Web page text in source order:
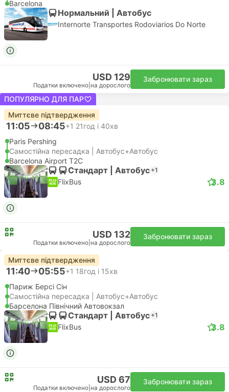
Barcelona
Нормальний | Автобус
Internorte Transportes Rodoviarios Do Norte
USD 129
Податки включено на дорослого
Забронювати зараз
ПОПУЛЯРНО ДЛЯ ПАР
Миттєве підтвердження
11:05 08:45+1 21год і 40хв
Paris Pershing
Самостійна пересадка | Автобус+Автобус
Barcelona Airport T2C
Стандарт | Автобус +1
FlixBus 3.8
USD 132
Податки включено на дорослого
Забронювати зараз
Миттєве підтвердження
11:40 05:55+1 18год і 15хв
Париж Берсі Сін
Самостійна пересадка | Автобус+Автобус
Барселона Північний Автовокзал
Стандарт | Автобус +1
FlixBus 3.8
USD 67
Податки включено на дорослого
Забронювати зараз